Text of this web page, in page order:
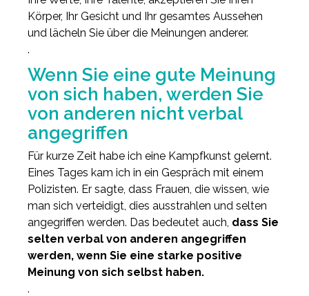
Körper, Ihr Gesicht und Ihr gesamtes Aussehen
und lächeln Sie über die Meinungen anderer.
.
Wenn Sie eine gute Meinung
von sich haben, werden Sie
von anderen nicht verbal
angegriffen
Für kurze Zeit habe ich eine Kampfkunst gelernt.
Eines Tages kam ich in ein Gespräch mit einem
Polizisten. Er sagte, dass Frauen, die wissen, wie
man sich verteidigt, dies ausstrahlen und selten
angegriffen werden. Das bedeutet auch, dass Sie
selten verbal von anderen angegriffen
werden, wenn Sie eine starke positive
Meinung von sich selbst haben.
.